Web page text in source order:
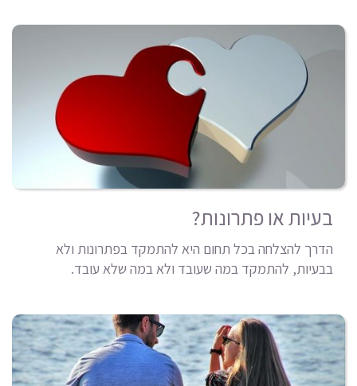
בעיות או פתרונות?
הדרך להצלחה בכל תחום היא להתמקד בפתרונות ולא
בבעיות, להתמקד במה שעובד ולא במה שלא עובד.